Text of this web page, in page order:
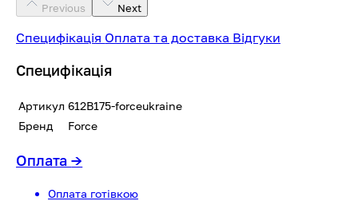
Previous Next
Специфікація Оплата та доставка Відгуки
Специфікація
Артикул 612B175-forceukraine
Бренд
Force
Оплата→
Оплата готівкою